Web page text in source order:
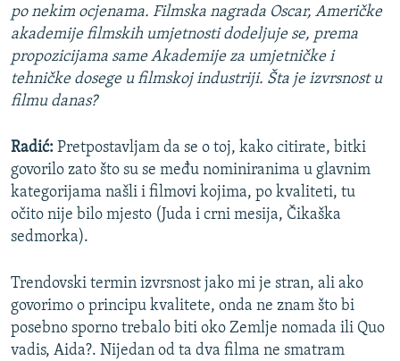
po nekim ocjenama. Filmska nagrada Oscar, Američke
akademije filmskih umjetnosti dodeljuje se, prema
propozicijama same Akademije za umjetničke i
tehničke dosege u filmskoj industriji. Šta je izvrsnost u
filmu danas?
Radić: Pretpostavljam da se o toj, kako citirate, bitki
govorilo zato što su se među nominiranima u glavnim
kategorijama našli i filmovi kojima, po kvaliteti, tu
očito nije bilo mjesto (Juda i crni mesija, Čikaška
sedmorka).
Trendovski termin izvrsnost jako mi je stran, ali ako
govorimo o principu kvalitete, onda ne znam što bi
posebno sporno trebalo biti oko Zemlje nomada ili Quo
vadis, Aida?. Nijedan od ta dva filma ne smatram